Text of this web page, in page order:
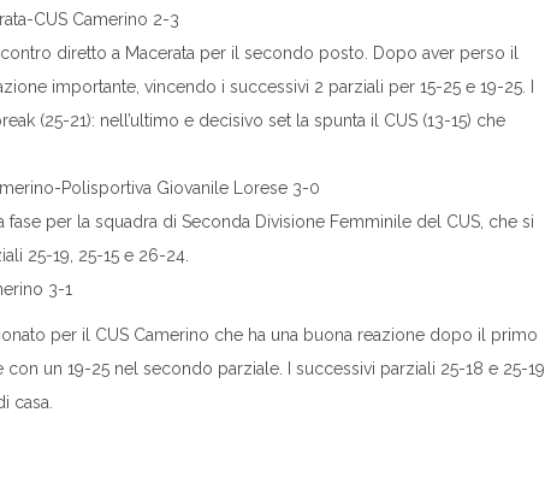
CUS Camerino 2-3
diretto a Macerata per il secondo posto. Dopo aver perso il
importante, vincendo i successivi 2 parziali per 15-25 e 19-25. I
(25-21): nell’ultimo e decisivo set la spunta il CUS (13-15) che
Polisportiva Giovanile Lorese 3-0
fase per la squadra di Seconda Divisione Femminile del CUS, che si
25-19, 25-15 e 26-24.
3-1
per il CUS Camerino che ha una buona reazione dopo il primo
un 19-25 nel secondo parziale. I successivi parziali 25-18 e 25-19
casa.